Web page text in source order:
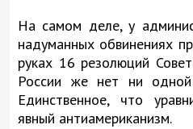
На самом деле, у
надуманных обвинениях
руках 16 резолюций
России же нет ни
Единственное, что
явный антиамериканизм.